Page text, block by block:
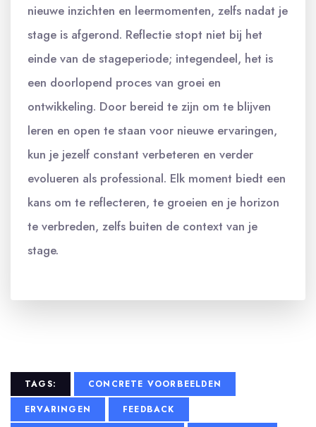
nieuwe inzichten en leermomenten, zelfs nadat je
stage is afgerond. Reflectie stopt niet bij het
einde van de stageperiode; integendeel, het is
een doorlopend proces van groei en
ontwikkeling. Door bereid te zijn om te blijven
leren en open te staan voor nieuwe ervaringen,
kun je jezelf constant verbeteren en verder
evolueren als professional. Elk moment biedt een
kans om te reflecteren, te groeien en je horizon
te verbreden, zelfs buiten de context van je
stage.
TAGS:
CONCRETE VOORBEELDEN
ERVARINGEN
FEEDBACK